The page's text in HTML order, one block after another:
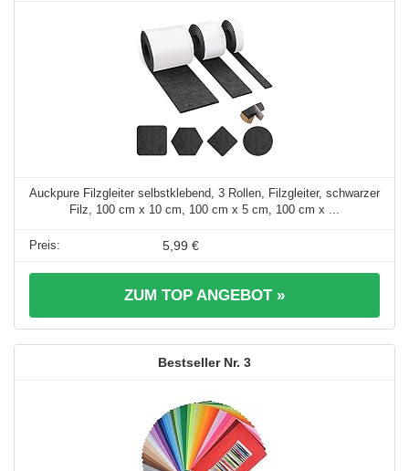
Auckpure Filzgleiter selbstklebend, 3 Rollen, Filzgleiter, schwarzer
Filz, 100 cm x 10 cm, 100 cm x 5 cm, 100 cm x ...
5,99 €
ZUM TOP ANGEBOT »
3